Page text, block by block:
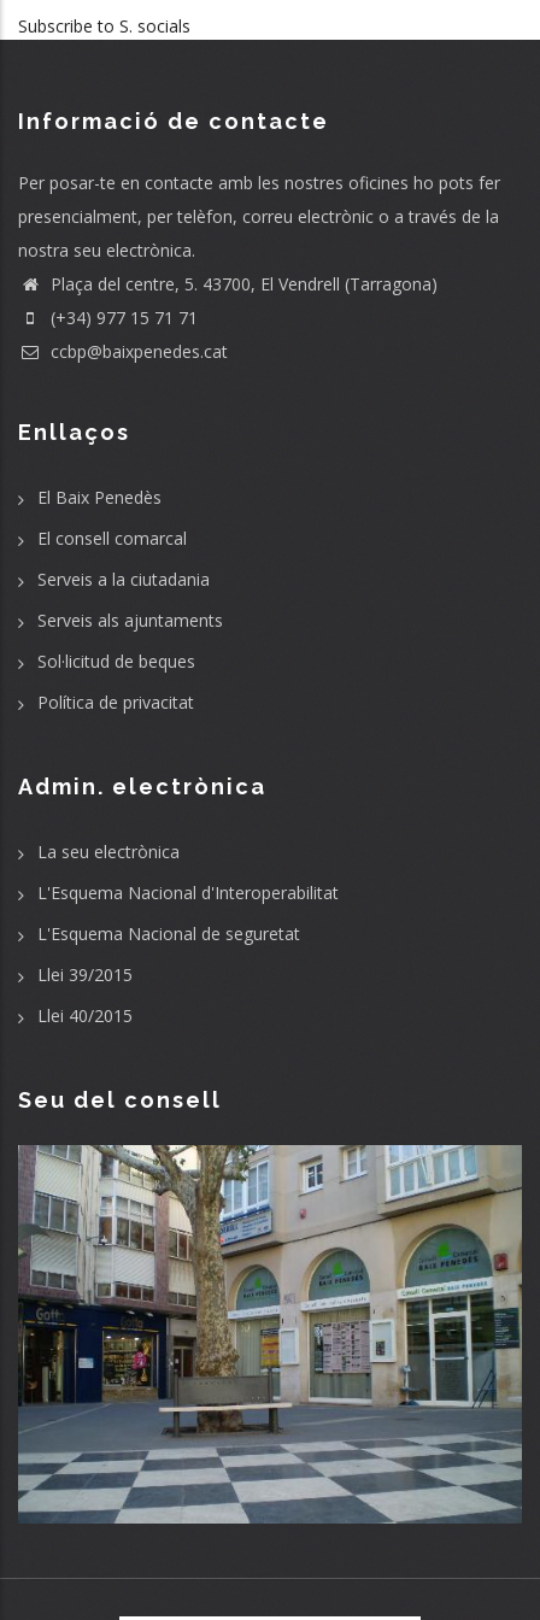
Subscribe to S. socials
Informació de contacte
Per posar-te en contacte amb les nostres oficines ho pots fer
presencialment, per telèfon, correu electrònic o a través de la
nostra seu electrònica.
Plaça del centre, 5. 43700, El Vendrell (Tarragona)
(+34) 977 15 71 71
ccbp@baixpenedes.cat
Enllaços
El Baix Penedès
El consell comarcal
Serveis a la ciutadania
Serveis als ajuntaments
Sol·licitud de beques
Política de privacitat
Admin. electrònica
La seu electrònica
L'Esquema Nacional d'Interoperabilitat
L'Esquema Nacional de seguretat
Llei 39/2015
Llei 40/2015
Seu del consell